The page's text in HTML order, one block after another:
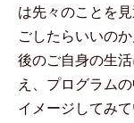
は先々のことを
ごしたらいいの
後のご自身の生
え、プログラム
イメージしてみ